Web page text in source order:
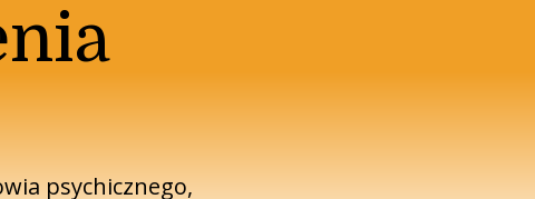
psychicznego,